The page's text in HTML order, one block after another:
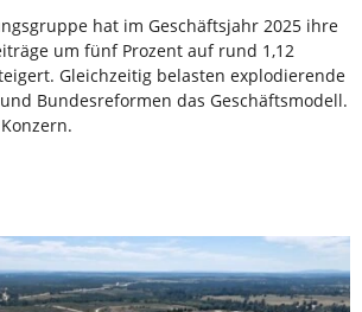
hat im Geschäftsjahr 2025 ihre
um fünf Prozent auf rund 1,12
Gleichzeitig belasten explodierende
Bundesreformen das Geschäftsmodell.